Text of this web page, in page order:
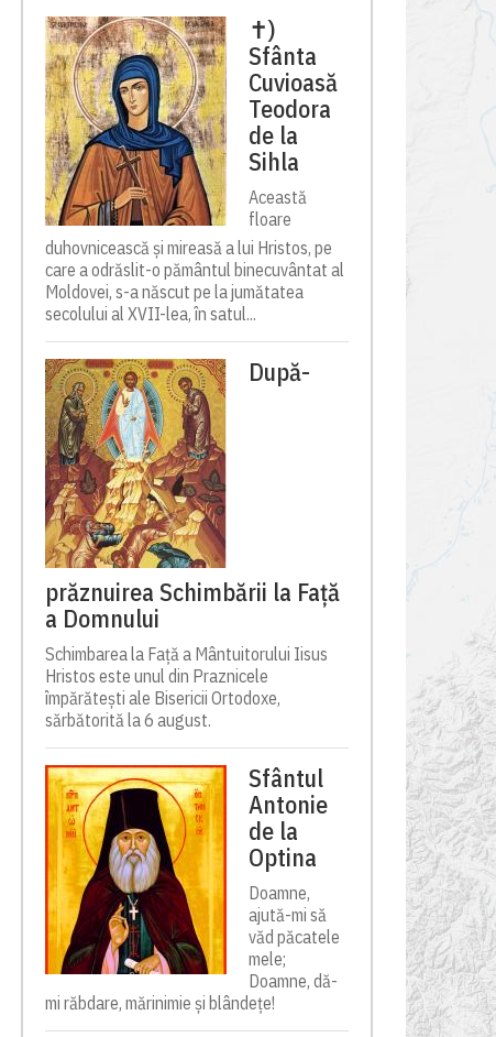
✝)
Sfânta
Cuvioasă
Teodora
de la
Sihla
Această
floare
duhovnicească și mireasă a lui Hristos, pe
care a odrăslit-o pământul binecuvântat al
Moldovei, s-a născut pe la jumătatea
secolului al XVII-lea, în satul...
După-
prăznuirea Schimbării la Față
a Domnului
Schimbarea la Față a Mântuitorului Iisus
Hristos este unul din Praznicele
împărătești ale Bisericii Ortodoxe,
sărbătorită la 6 august.
Sfântul
Antonie
de la
Optina
Doamne,
ajută-mi să
văd păcatele
mele;
Doamne, dă-
mi răbdare, mărinimie şi blândeţe!